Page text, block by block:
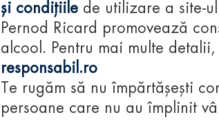
și condițiile de utilizare a site-
Pernod Ricard promovează
alcool. Pentru mai multe
responsabil.ro
Te rugăm să nu împărtășești
persoane care nu au împlinit